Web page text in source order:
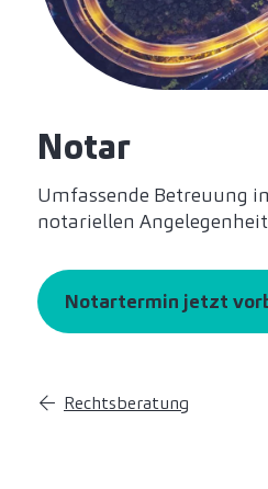
Notar
Umfassende Betreuung
notariellen
Notartermin jetzt
Rechtsberatung